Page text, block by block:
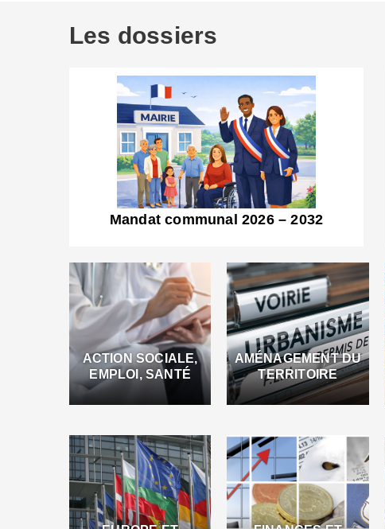
Les dossiers
Mandat communal 2026 – 2032
ACTION SOCIALE,
EMPLOI, SANTÉ
AMÉNAGEMENT DU
TERRITOIRE